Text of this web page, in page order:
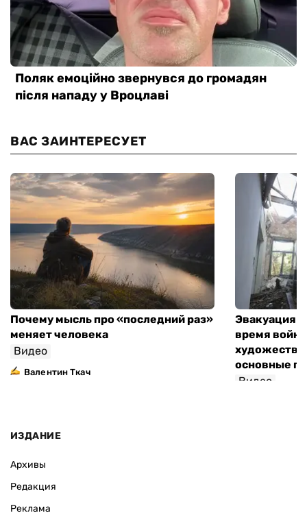
ВАС ЗАИНТЕРЕСУЕТ
Почему мысль про «последний раз»
меняет человека
Видео
Валентин Ткач
Эвакуация
время
основные
Видео
ИЗДАНИЕ
Архивы
Редакция
Реклама